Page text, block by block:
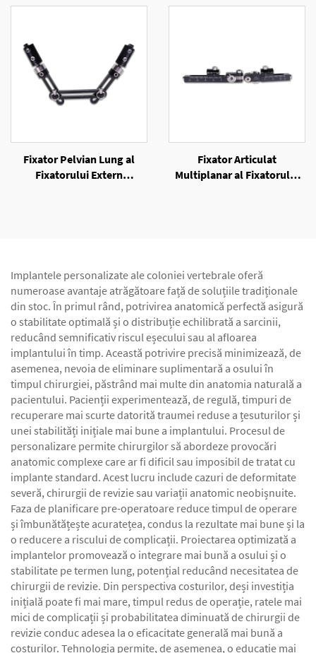
cu Inele
Fixator Pelvian Lung al
Fixatorului Extern
Fixator Articulat
Multiplanar al Fixatorului
Implantele personalizate ale coloniei vertebrale oferă
numeroase avantaje atrăgătoare față de soluțiile tradiționale
din stoc. În primul rând, potrivirea anatomică perfectă asigură
o stabilitate optimală și o distribuție echilibrată a sarcinii,
reducând semnificativ riscul eșecului sau al afloarea
implantului în timp. Această potrivire precisă minimizează, de
asemenea, nevoia de eliminare suplimentară a osului în
timpul chirurgiei, păstrând mai multe din anatomia naturală a
pacientului. Pacienții experimentează, de regulă, timpuri de
recuperare mai scurte datorită traumei reduse a țesuturilor și
unei stabilități inițiale mai bune a implantului. Procesul de
personalizare permite chirurgilor să abordeze provocări
anatomic complexe care ar fi dificil sau imposibil de tratat cu
implante standard. Acest lucru include cazuri de deformitate
severă, chirurgii de revizie sau variații anatomic neobișnuite.
Faza de planificare pre-operatoare reduce timpul de operare
și îmbunătățește acuratețea, condus la rezultate mai bune și la
o reducere a riscului de complicații. Proiectarea optimizată a
implantelor promovează o integrare mai bună a osului și o
stabilitate pe termen lung, potențial reducând necesitatea de
chirurgii de revizie. Din perspectiva costurilor, deși investiția
inițială poate fi mai mare, timpul redus de operație, ratele mai
mici de complicații și probabilitatea diminuată de chirurgii de
revizie conduc adesea la o eficacitate generală mai bună a
costurilor. Tehnologia permite, de asemenea, o educație mai